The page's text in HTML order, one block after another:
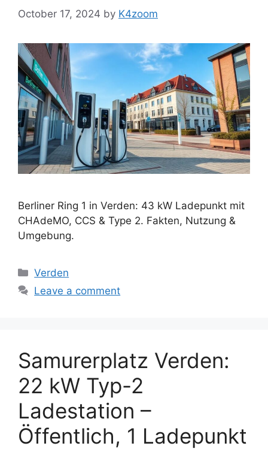
October 17, 2024 by K4zoom
Berliner Ring 1 in Verden: 43 kW Ladepunkt mit
CHAdeMO, CCS & Type 2. Fakten, Nutzung &
Umgebung.
Categories
Verden
Leave a comment
Samurerplatz Verden:
22 kW Typ-2
Ladestation –
Öffentlich, 1 Ladepunkt